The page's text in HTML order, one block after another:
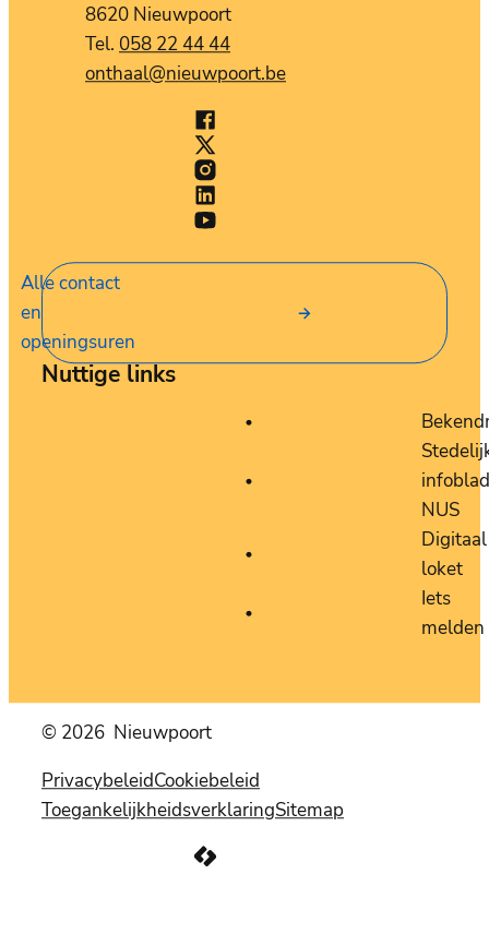
,8620 Nieuwpoort
058 22 44 44
E-mailonthaal@nieuwpoort.be
Stad Nieuwpoort
Stad Nieuwpoort
Stad Nieuwpoort
Stad Nieuwpoort
Stad Nieuwpoort
Alle contact
en
openingsuren
Nuttige links
infoblad
NUS
Digitaal
loket
Iets
melden
© 2026 Nieuwpoort
PrivacybeleidCookiebeleid
ToegankelijkheidsverklaringSitemap